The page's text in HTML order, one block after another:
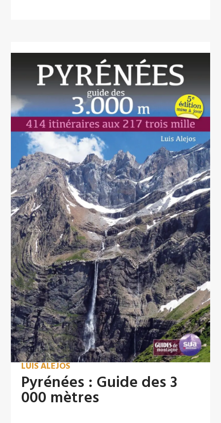
LUIS ALEJOS
Pyrénées : Guide des 3
000 mètres